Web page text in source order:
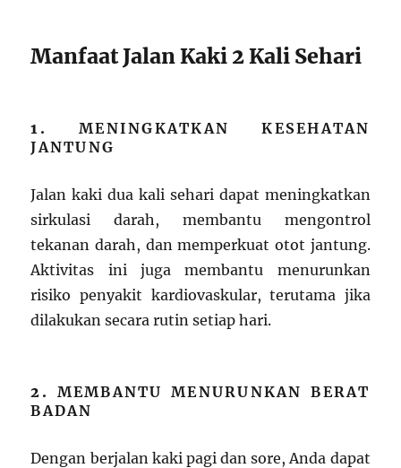
Manfaat Jalan Kaki 2 Kali Sehari
1.MENINGKATKAN KESEHATAN
JANTUNG
Jalan kaki dua kali sehari dapat meningkatkan
sirkulasi darah, membantu mengontrol
tekanan darah, dan memperkuat otot jantung.
Aktivitas ini juga membantu menurunkan
risiko penyakit kardiovaskular, terutama jika
dilakukan secara rutin setiap hari.
2. MEMBANTU MENURUNKAN BERAT
BADAN
Dengan berjalan kaki pagi dan sore, Anda dapat